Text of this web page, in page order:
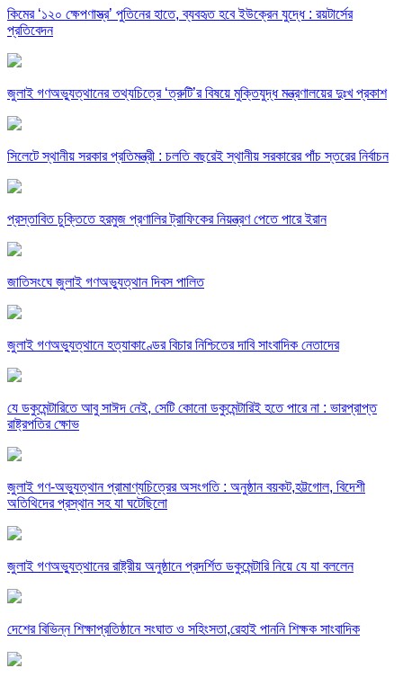
কিমের ‘১২০ ক্ষেপণাস্ত্র’ পুতিনের হাতে, ব্যবহৃত হবে ইউক্রেন যুদ্ধে : রয়টার্সের
প্রতিবেদন
জুলাই গণঅভ্যুত্থানের তথ্যচিত্রে ‘ত্রুটি’র বিষয়ে মুক্তিযুদ্ধ মন্ত্রণালয়ের দুঃখ প্রকাশ
সিলেটে স্থানীয় সরকার প্রতিমন্ত্রী : চলতি বছরেই স্থানীয় সরকারের পাঁচ স্তরের নির্বাচন
প্রস্তাবিত চুক্তিতে হরমুজ প্রণালির ট্রাফিকের নিয়ন্ত্রণ পেতে পারে ইরান
জাতিসংঘে জুলাই গণঅভ্যুত্থান দিবস পালিত
জুলাই গণঅভ্যুত্থানে হত্যাকাণ্ডের বিচার নিশ্চিতের দাবি সাংবাদিক নেতাদের
যে ডকুমেন্টারিতে আবু সাঈদ নেই, সেটি কোনো ডকুমেন্টারিই হতে পারে না : ভারপ্রাপ্ত
রাষ্ট্রপতির ক্ষোভ
জুলাই গণ-অভ্যুত্থান প্রামাণ্যচিত্রের অসংগতি : অনুষ্ঠান বয়কট,হট্টগোল, বিদেশী
অতিথিদের প্রস্থান সহ যা ঘটেছিলো
জুলাই গণঅভ্যুত্থানের রাষ্ট্রীয় অনুষ্ঠানে প্রদর্শিত ডকুমেন্টারি নিয়ে যে যা বললেন
দেশের বিভিন্ন শিক্ষাপ্রতিষ্ঠানে সংঘাত ও সহিংসতা,রেহাই পাননি শিক্ষক সাংবাদিক